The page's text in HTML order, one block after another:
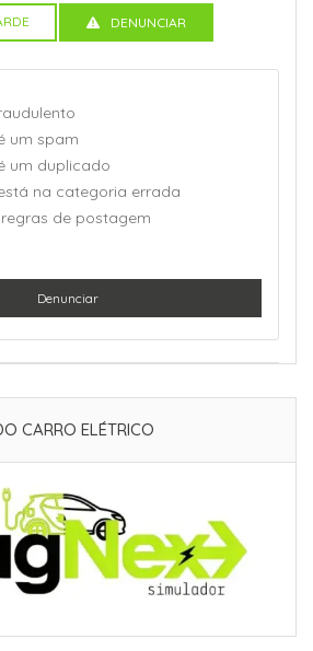
DENUNCIAR
um spam
um duplicado
na categoria errada
de postagem
Denunciar
CARRO ELÉTRICO